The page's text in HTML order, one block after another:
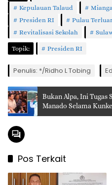
Kepulauan Talaud
Presiden RI
Pulau
Revitalisasi Sekolah
Topik: Presiden RI
Penulis: */Ridho L Tobing
Bukan Alpa, Ini Tugas
Manado Selama
Pos Terkait